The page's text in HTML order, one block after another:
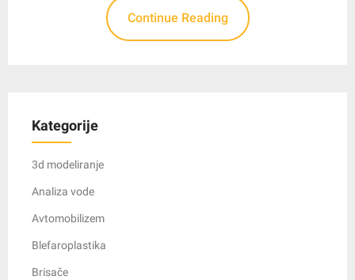
Continue Reading
Kategorije
3d modeliranje
Analiza vode
Avtomobilizem
Blefaroplastika
Brisače